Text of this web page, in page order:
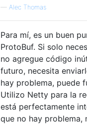
— Alec Thomas
Para mí, es un buen
ProtoBuf. Si solo
no agregue código
futuro, necesita
hay problema, puede
Utilizo Netty para la
está perfectamente
que no hay problema,